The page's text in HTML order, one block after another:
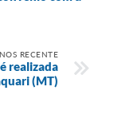
RECENTE
realizada
(MT)